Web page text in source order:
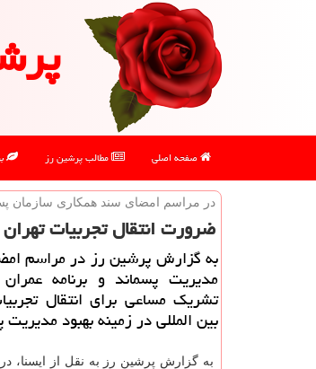
صفحه اصلی مطالب پرشین رز
در مراسم امضای سند همكاری سازمان
ضرورت انتقال تجربیات
به گزارش پرشین رز در مراسم
مدیریت پسماند و برنامه
تشریك مساعی برای انتقال
بین المللی در زمینه بهبود
به گزارش پرشین رز به نقل از ایسنا،